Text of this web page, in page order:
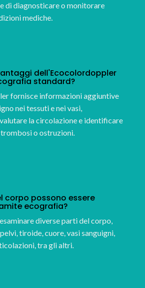
di diagnosticare o monitorare
mediche.
dell'Ecocolordoppler
standard?
fornisce informazioni aggiuntive
nei tessuti e nei vasi,
la circolazione e identificare
o ostruzioni.
corpo possono essere
ecografia?
diverse parti del corpo,
tiroide, cuore, vasi sanguigni,
tra gli altri.